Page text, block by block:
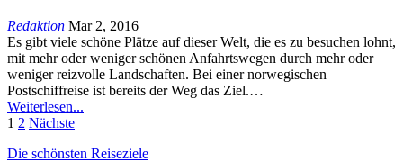
Redaktion Mar 2, 2016
Es gibt viele schöne Plätze auf dieser Welt, die es zu besuchen lohnt,
mit mehr oder weniger schönen Anfahrtswegen durch mehr oder
weniger reizvolle Landschaften. Bei einer norwegischen
Postschiffreise ist bereits der Weg das Ziel.…
Weiterlesen...
1 2 Nächste
Die schönsten Reiseziele